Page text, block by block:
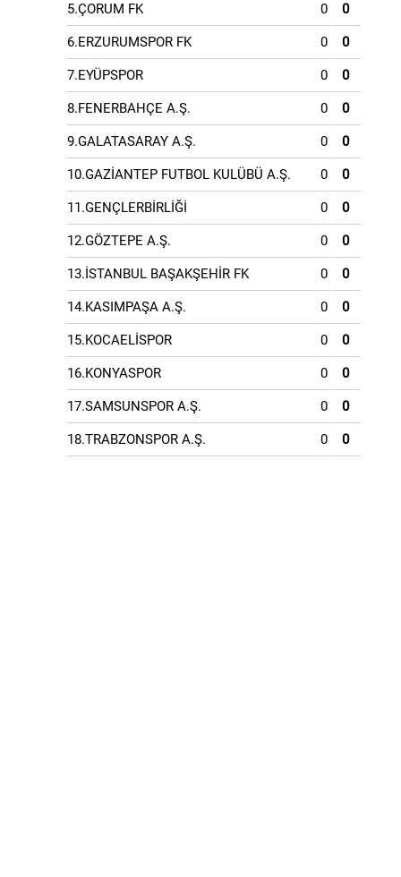
5.ÇORUM FK 0 0
6.ERZURUMSPOR FK 0 0
7.EYÜPSPOR 0 0
8.FENERBAHÇE A.Ş. 0 0
9.GALATASARAY A.Ş. 0 0
10.GAZİANTEP FUTBOL KULÜBÜ A.Ş. 0 0
11.GENÇLERBİRLİĞİ 0 0
12.GÖZTEPE A.Ş. 0 0
13.İSTANBUL BAŞAKŞEHİR FK 0 0
14.KASIMPAŞA A.Ş. 0 0
15.KOCAELİSPOR 0 0
16.KONYASPOR 0 0
17.SAMSUNSPOR A.Ş. 0 0
18.TRABZONSPOR A.Ş. 0 0